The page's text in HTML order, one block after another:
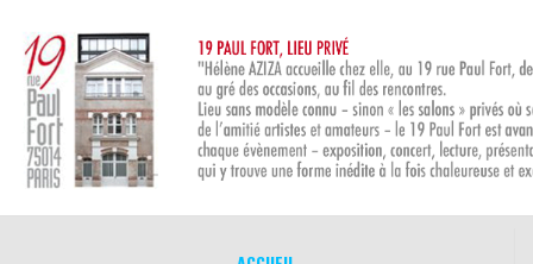
contenu